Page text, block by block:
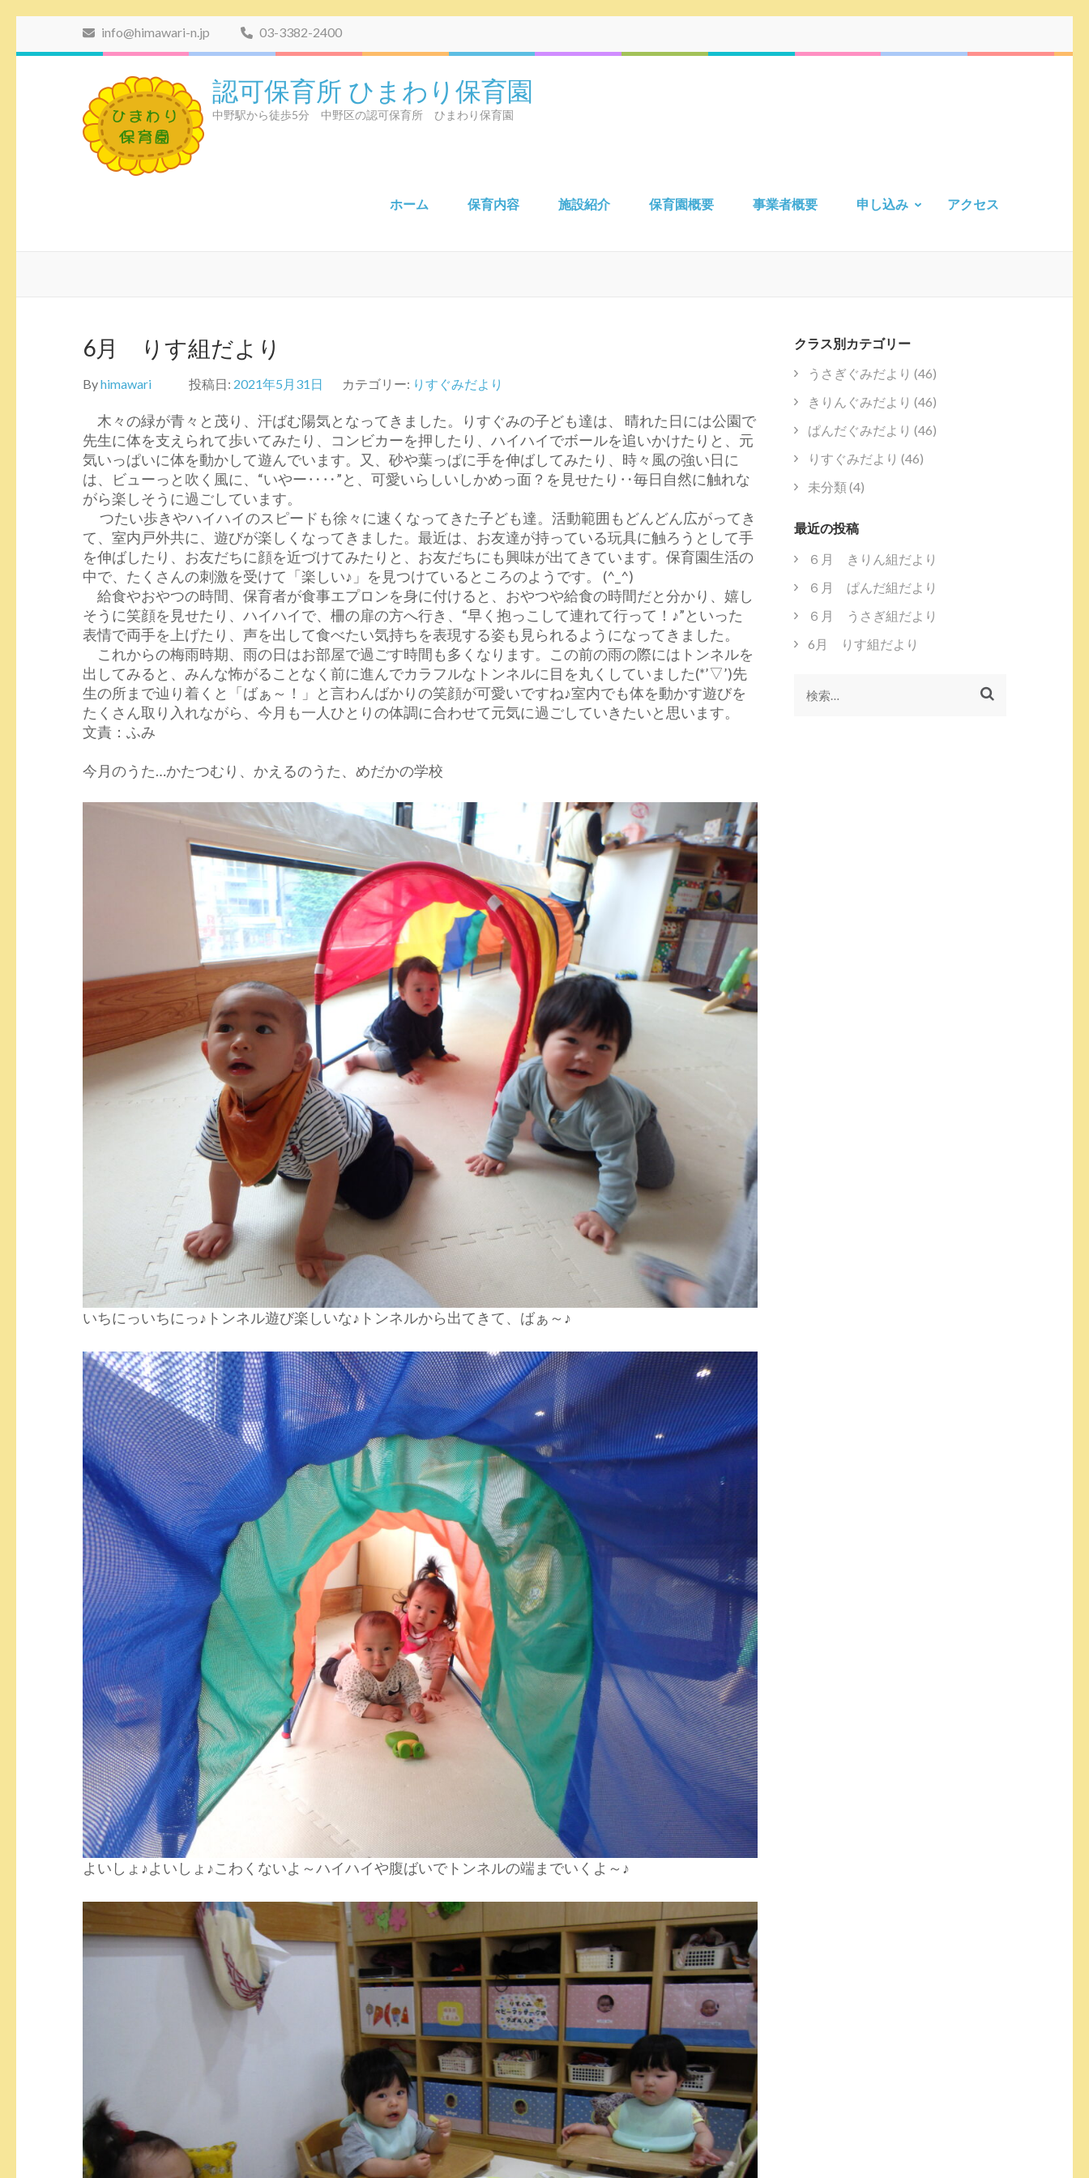
info@himawari-n.jp 03-3382-2400
認可保育所 ひまわり保育園
中野駅から徒歩5分 中野区の認可保育所 ひまわり保育園
ホーム 保育内容 施設紹介 保育園概要 事業者概要 申し込み アクセス
6月 りす組だより
Byhimawari 投稿日: 2021年5月31日 カテゴリー: りすぐみだより
木々の緑が青々と茂り、汗ばむ陽気となってきました。りすぐみの子ども達は、 晴れた日には公園で
先生に体を支えられて歩いてみたり、コンビカーを押したり、ハイハイでボールを追いかけたりと、元
気いっぱいに体を動かして遊んでいます。又、砂や葉っぱに手を伸ばしてみたり、時々風の強い日に
は、ビューっと吹く風に、“いやー‥‥”と、可愛いらしいしかめっ面？を見せたり‥毎日自然に触れな
がら楽しそうに過ごしています。
つたい歩きやハイハイのスピードも徐々に速くなってきた子ども達。活動範囲もどんどん広がってき
て、室内戸外共に、遊びが楽しくなってきました。最近は、お友達が持っている玩具に触ろうとして手
を伸ばしたり、お友だちに顔を近づけてみたりと、お友だちにも興味が出てきています。保育園生活の
中で、たくさんの刺激を受けて「楽しい♪」を見つけているところのようです。 (^_^)
給食やおやつの時間、保育者が食事エプロンを身に付けると、おやつや給食の時間だと分かり、嬉し
そうに笑顔を見せたり、ハイハイで、柵の扉の方へ行き、“早く抱っこして連れて行って！♪”といった
表情で両手を上げたり、声を出して食べたい気持ちを表現する姿も見られるようになってきました。
これからの梅雨時期、雨の日はお部屋で過ごす時間も多くなります。この前の雨の際にはトンネルを
出してみると、みんな怖がることなく前に進んでカラフルなトンネルに目を丸くしていました(*’▽’)先
生の所まで辿り着くと「ばぁ～！」と言わんばかりの笑顔が可愛いですね♪室内でも体を動かす遊びを
たくさん取り入れながら、今月も一人ひとりの体調に合わせて元気に過ごしていきたいと思います。
文責：ふみ
今月のうた…かたつむり、かえるのうた、めだかの学校
いちにっいちにっ♪トンネル遊び楽しいな♪トンネルから出てきて、ばぁ～♪
よいしょ♪よいしょ♪こわくないよ～ハイハイや腹ばいでトンネルの端までいくよ～♪
クラス別カテゴリー
うさぎぐみだより (46)
きりんぐみだより (46)
ぱんだぐみだより (46)
りすぐみだより (46)
未分類(4)
最近の投稿
６月 きりん組だより
６月 ぱんだ組だより
６月 うさぎ組だより
6月 りす組だより
検